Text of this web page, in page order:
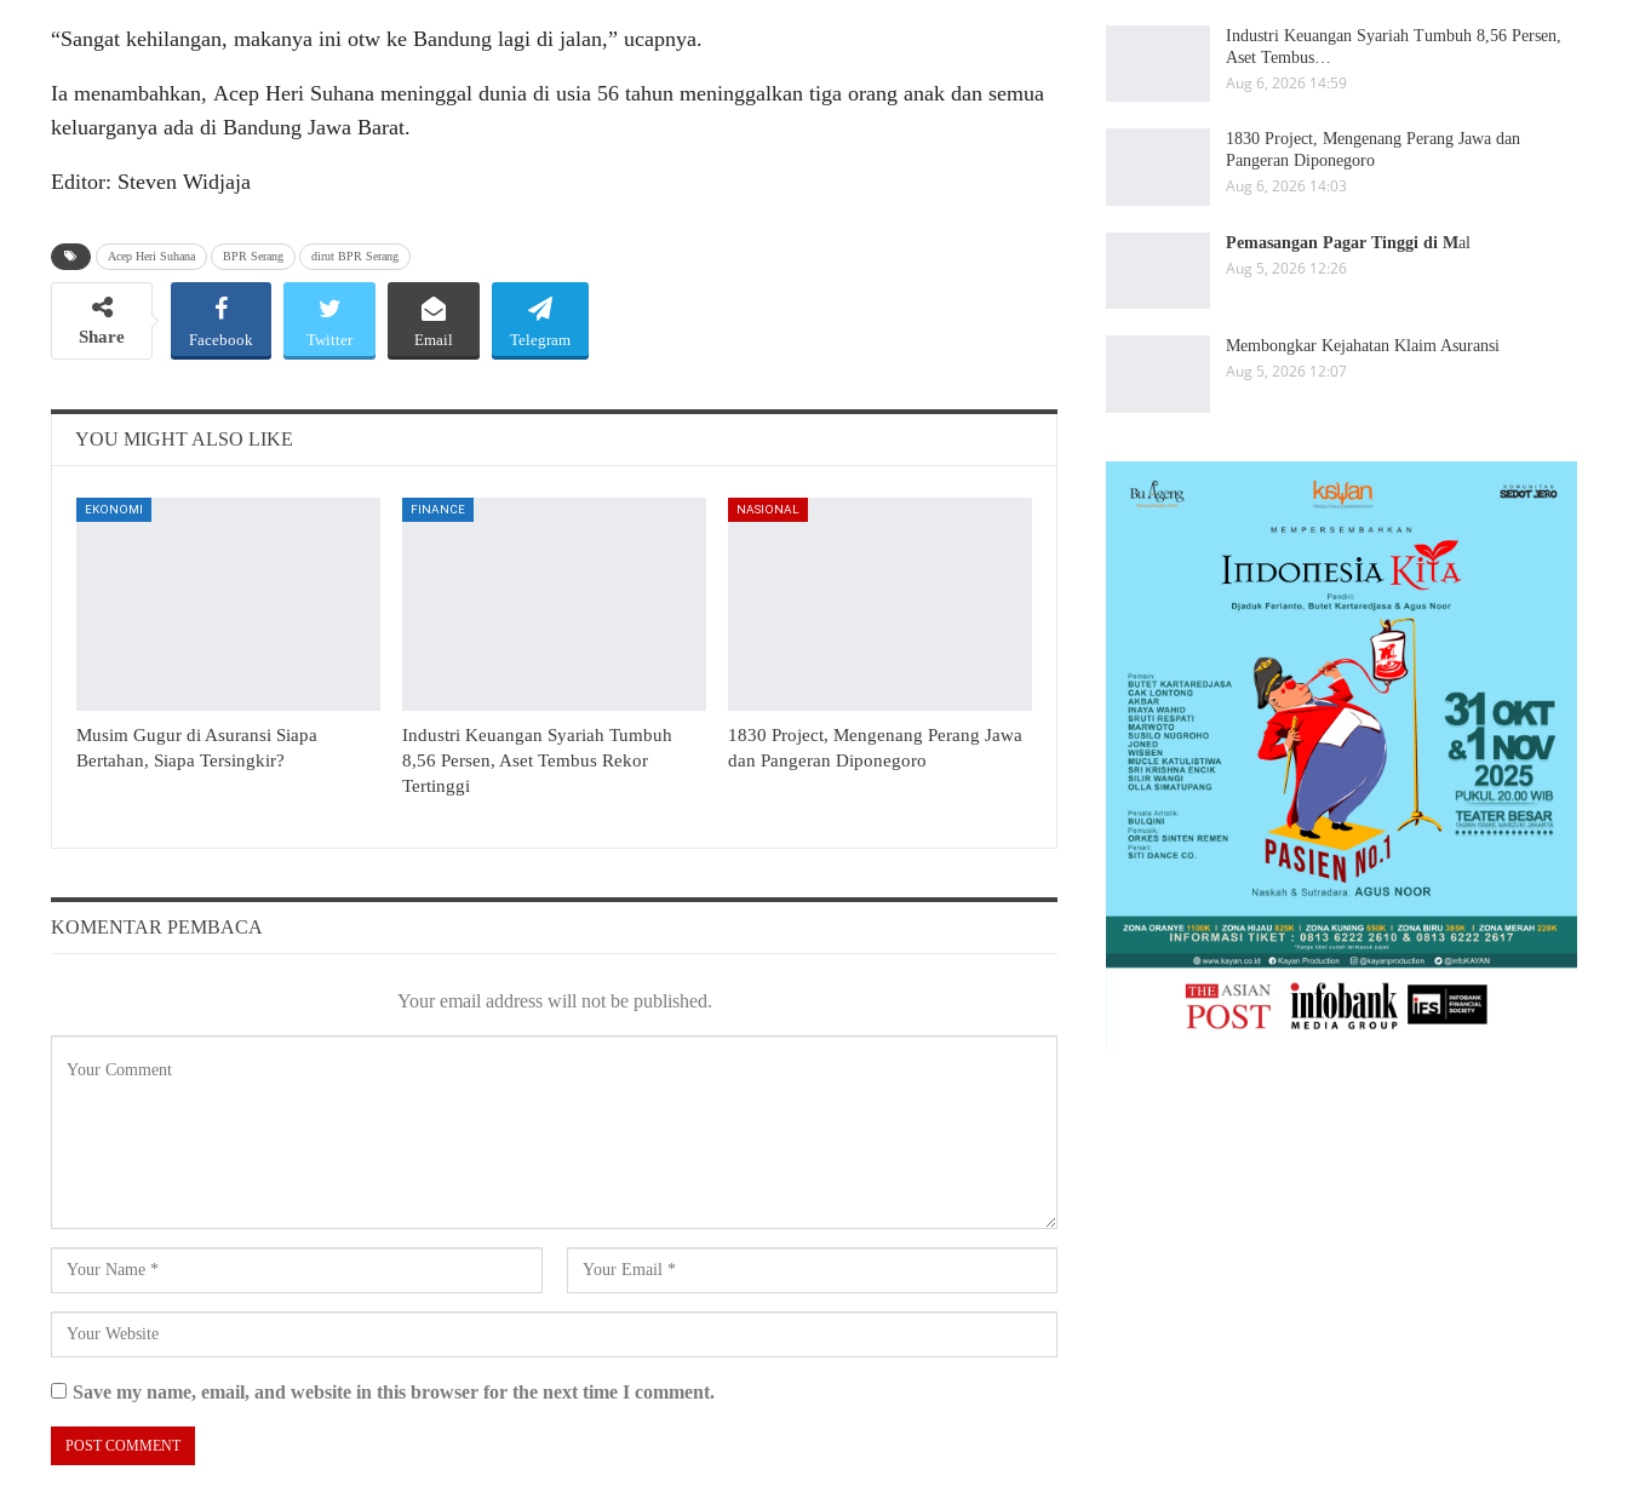
“Sangat kehilangan, makanya ini otw ke Bandung lagi di jalan,” ucapnya.
Ia menambahkan, Acep Heri Suhana meninggal dunia di usia 56 tahun meninggalkan tiga orang anak dan semua
keluarganya ada di Bandung Jawa Barat.
Editor: Steven Widjaja
Acep Heri Suhana BPR Serang dirut BPR Serang
Share Facebook Twitter Email Telegram
YOU MIGHT ALSO LIKE
EKONOMI
Musim Gugur di Asuransi Siapa
Bertahan, Siapa Tersingkir?
FINANCE
Industri Keuangan Syariah Tumbuh
8,56 Persen, Aset Tembus Rekor
Tertinggi
NASIONAL
1830 Project, Mengenang Perang Jawa
dan Pangeran Diponegoro
KOMENTAR PEMBACA
Your email address will not be published.
Save my name, email, and website in this browser for the next time I comment.
Industri Keuangan Syariah Tumbuh 8,56 Persen,
Aset Tembus…
Aug 6, 2026 14:59
1830 Project, Mengenang Perang Jawa dan
Pangeran Diponegoro
Aug 6, 2026 14:03
Pemasangan Pagar Tinggi di Mal
Aug 5, 2026 12:26
Membongkar Kejahatan Klaim Asuransi
Aug 5, 2026 12:07